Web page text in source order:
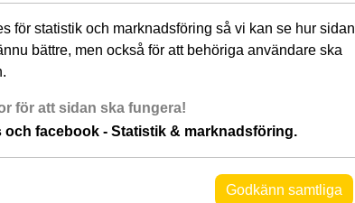
för statistik och marknadsföring så vi kan se hur sidan
bättre, men också för att behöriga användare ska
för att sidan ska fungera!
och facebook - Statistik & marknadsföring.
Godkänn samtliga